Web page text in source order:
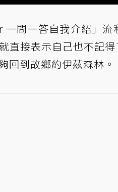
一問一答自我介紹」
直接表示自己也不記
回到故鄉約伊茲森林。